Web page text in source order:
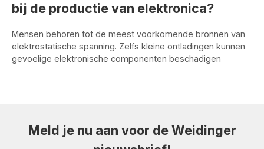
bij de productie van elektronica?
Mensen behoren tot de meest voorkomende bronnen van
elektrostatische spanning. Zelfs kleine ontladingen kunnen
gevoelige elektronische componenten beschadigen
Meld je nu aan voor de Weidinger